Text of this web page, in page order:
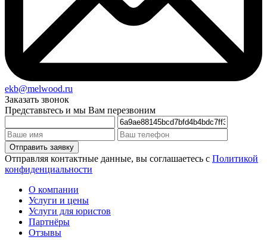
ekb@melwood.ru
Заказать звонок
Представьтесь и мы Вам перезвоним
Отправляя контактные данные, вы соглашаетесь с Политикой
конфиденциальности
О компании
Услуги и цены
Услуги для юристов
Партнёры
Отзывы